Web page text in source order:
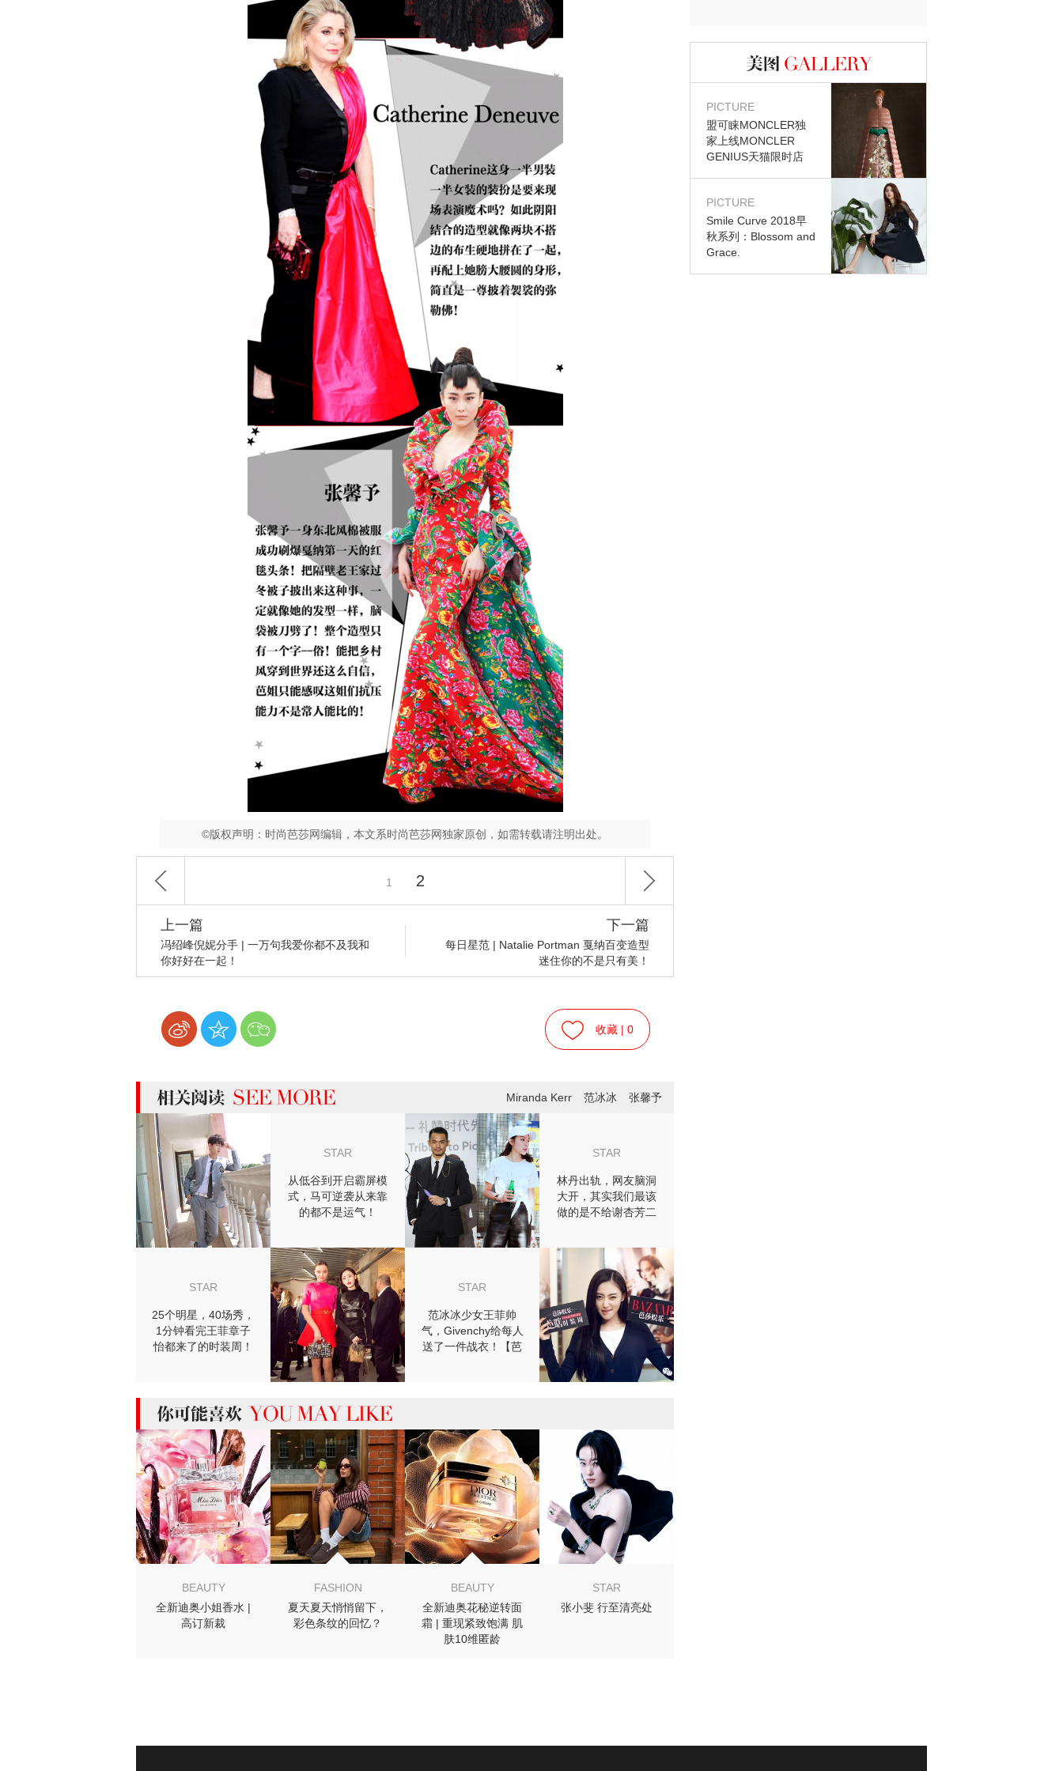
©版权声明：时尚芭莎网编辑，本文系时尚芭莎网独家原创，如需转载请注明出处。
1 2
上一篇
冯绍峰倪妮分手 | 一万句我爱你都不及我和
你好好在一起！
下一篇
每日星范 | Natalie Portman 戛纳百变造型
迷住你的不是只有美！
收藏 | 0
Miranda Kerr 范冰冰 张馨予
STAR
从低谷到开启霸屏模
式，马可逆袭从来靠
的都不是运气！
STAR
林丹出轨，网友脑洞
大开，其实我们最该
做的是不给谢杏芳二
STAR
25个明星，40场秀，
1分钟看完王菲章子
怡都来了的时装周！
STAR
范冰冰少女王菲帅
气，Givenchy给每人
送了一件战衣！【芭
MIGHT LIKE 你可能喜欢
BEAUTY
全新迪奥小姐香水 |
高订新裁
FASHION
夏天夏天悄悄留下，
彩色条纹的回忆？
BEAUTY
全新迪奥花秘逆转面
霜 | 重现紧致饱满 肌
肤10维匿龄
STAR
张小斐 行至清亮处
图库
PICTURE
盟可睐MONCLER独
家上线MONCLER
GENIUS天猫限时店
PICTURE
Smile Curve 2018早
秋系列：Blossom and
Grace.